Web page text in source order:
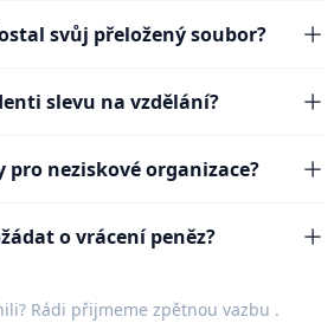
svůj přeložený soubor?
slevu na vzdělání?
pro neziskové organizace?
o vrácení peněz?
Rádi přijmeme zpětnou vazbu .